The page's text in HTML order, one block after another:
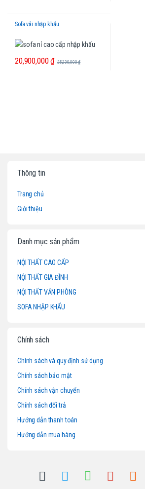
Sofa vải nhập khẩu
20,900,000₫ 25,330,000₫
Thông tin
Trang chủ
Giới thiệu
Danh mục sản phẩm
NỘI THẤT CAO CẤP
NỘI THẤT GIA ĐÌNH
NỘI THẤT VĂN PHÒNG
SOFA NHẬP KHẨU
Chính sách
Chính sách và quy định sử dụng
Chính sách bảo mật
Chính sách vận chuyển
Chính sách đổi trả
Hướng dẫn thanh toán
Hướng dẫn mua hàng